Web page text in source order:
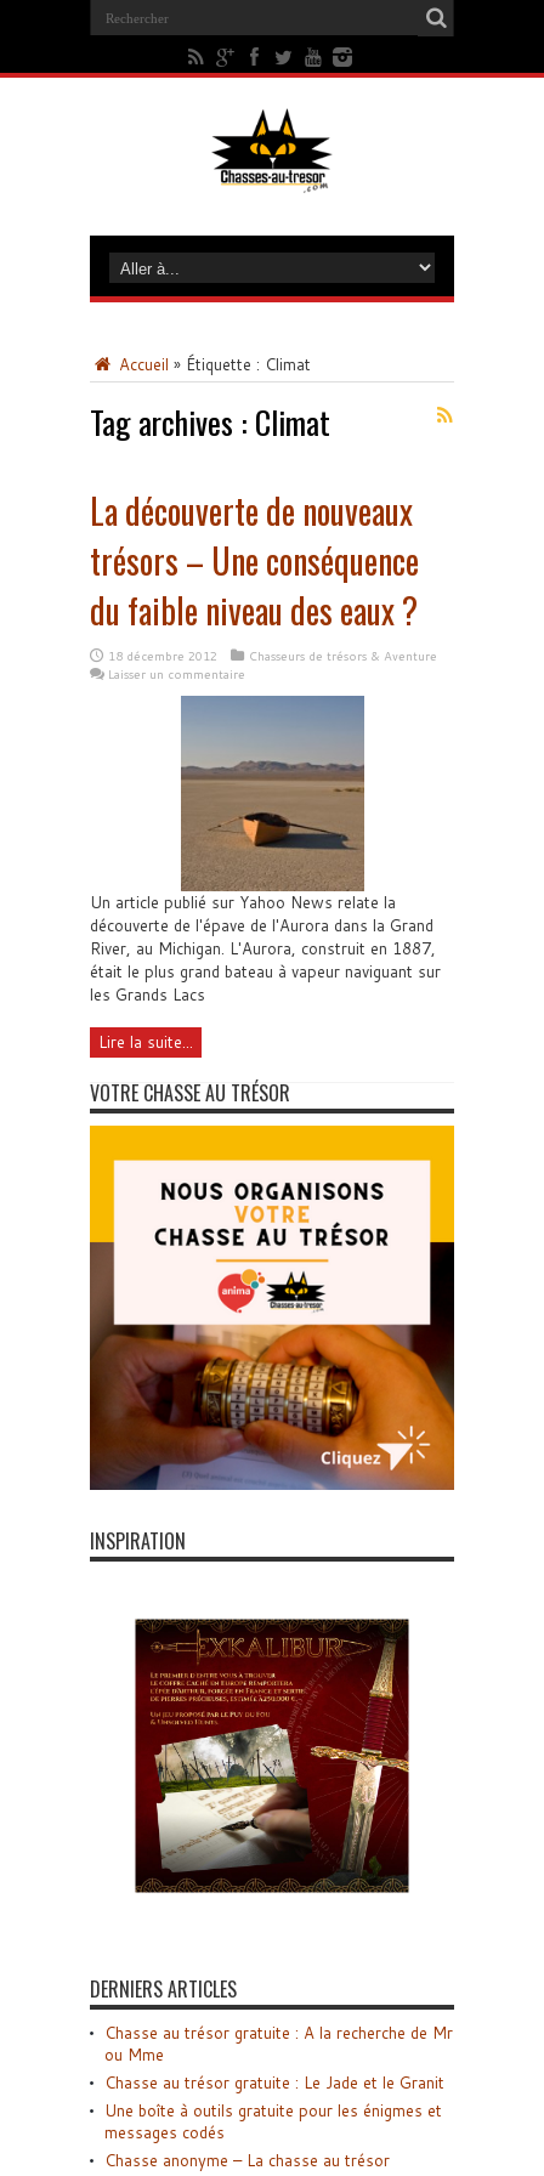
Accueil » Étiquette : Climat
Tag archives : Climat
La découverte de nouveaux
trésors – Une conséquence
du faible niveau des eaux ?
18 décembre 2012
Chasseurs de trésors & Aventure
Laisser un commentaire
Un article publié sur Yahoo News relate la
découverte de l'épave de l'Aurora dans la Grand
River, au Michigan. L'Aurora, construit en 1887,
était le plus grand bateau à vapeur naviguant sur
les Grands Lacs
Lire la suite...
VOTRE CHASSE AU TRÉSOR
INSPIRATION
DERNIERS ARTICLES
Chasse au trésor gratuite : A la recherche de Mr
ou Mme
Chasse au trésor gratuite : Le Jade et le Granit
Une boîte à outils gratuite pour les énigmes et
messages codés
Chasse anonyme – La chasse au trésor